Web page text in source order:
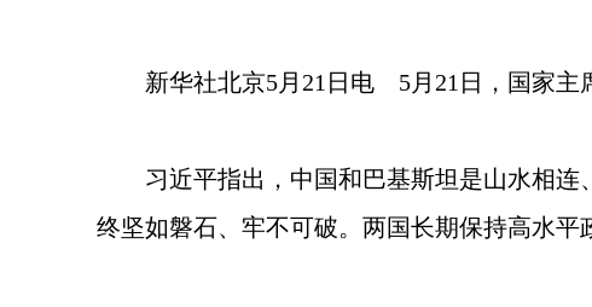
新华社北京5月21日电 5月21日，国家主
习近平指出，中国和巴基斯坦是山水相
终坚如磐石、牢不可破。两国长期保持高水平